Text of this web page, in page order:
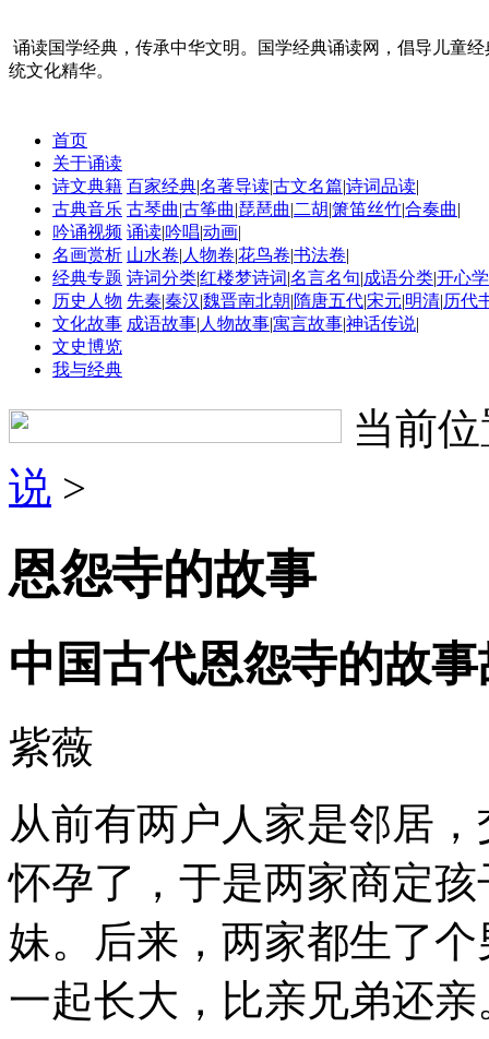
诵读国学经典，传承中华文明。国学经典诵读网，倡导儿童
统文化精华。
首页
关于诵读
诗文典籍 百家经典|名著导读|古文名篇|诗词品读|
古典音乐 古琴曲|古筝曲|琵琶曲|二胡|箫笛丝竹|合奏曲|
吟诵视频 诵读|吟唱|动画|
名画赏析 山水卷| 人物卷|花鸟卷|书法卷|
经典专题 诗词分类|红楼梦诗词|名言名句|成语分类|开心
历史人物 先秦|秦汉|魏晋南北朝|隋唐五代|宋元|明清|历代
文化故事 成语故事| 人物故事|寓言故事|神话传说|
文史博览
我与经典
当前
说 >
恩怨寺的故事
中国古代恩怨寺的故
紫薇
从前有两户人家是邻居
怀孕了，于是两家商定
妹。后来，两家都生了
一起长大，比亲兄弟还亲